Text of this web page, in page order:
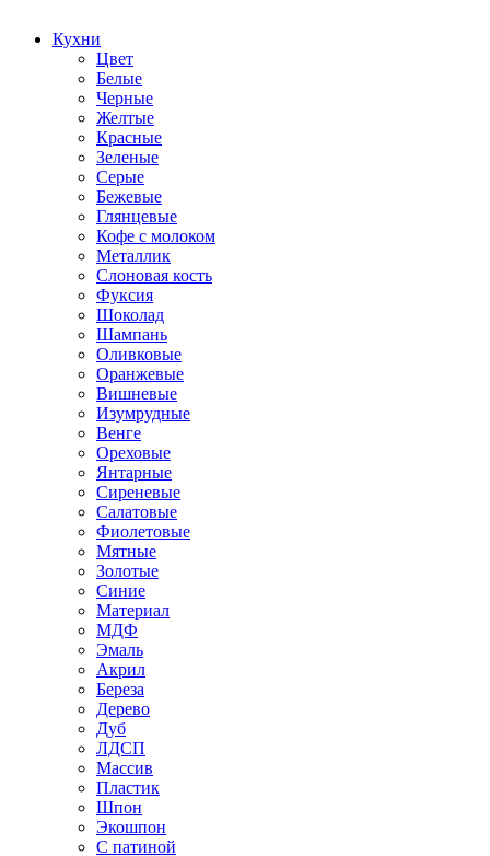
Кухни
Цвет
Белые
Черные
Желтые
Красные
Зеленые
Серые
Бежевые
Глянцевые
Кофе с молоком
Металлик
Слоновая кость
Фуксия
Шоколад
Шампань
Оливковые
Оранжевые
Вишневые
Изумрудные
Венге
Ореховые
Янтарные
Сиреневые
Салатовые
Фиолетовые
Мятные
Золотые
Синие
Материал
МДФ
Эмаль
Акрил
Береза
Дерево
Дуб
ЛДСП
Массив
Пластик
Шпон
Экошпон
С патиной